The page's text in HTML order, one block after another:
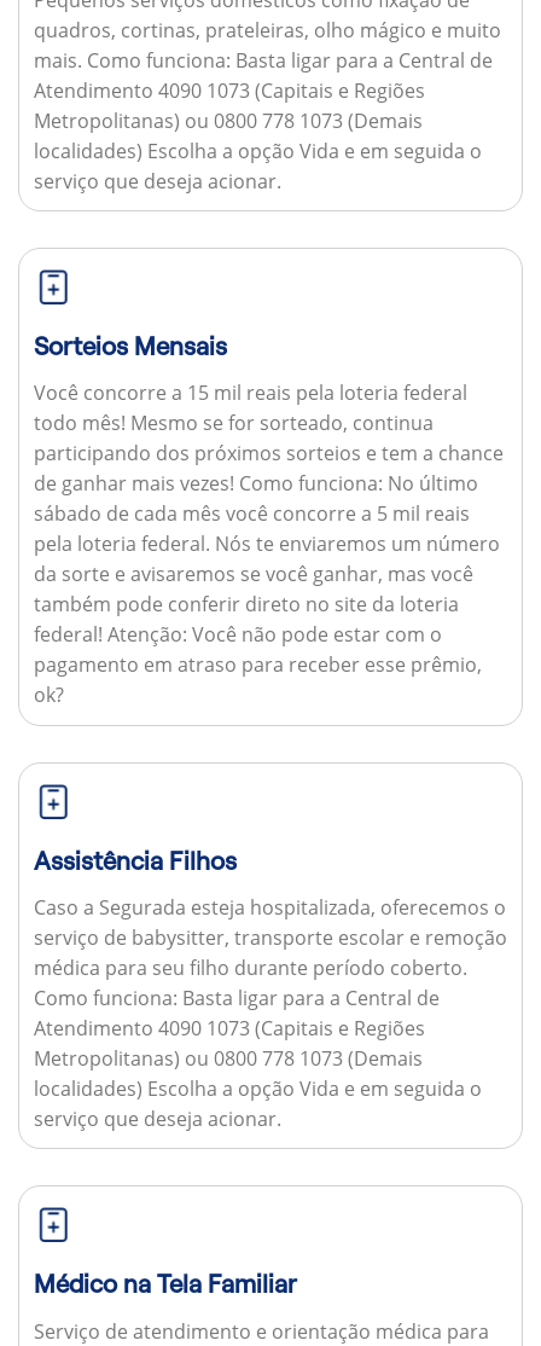
quadros, cortinas, prateleiras, olho mágico e muito
mais. Como funciona: Basta ligar para a Central de
Atendimento 4090 1073 (Capitais e Regiões
Metropolitanas) ou 0800 778 1073 (Demais
localidades) Escolha a opção Vida e em seguida o
serviço que deseja acionar.
Sorteios Mensais
Você concorre a 15 mil reais pela loteria federal
todo mês! Mesmo se for sorteado, continua
participando dos próximos sorteios e tem a chance
de ganhar mais vezes! Como funciona: No último
sábado de cada mês você concorre a 5 mil reais
pela loteria federal. Nós te enviaremos um número
da sorte e avisaremos se você ganhar, mas você
também pode conferir direto no site da loteria
federal! Atenção: Você não pode estar com o
pagamento em atraso para receber esse prêmio,
ok?
Assistência Filhos
Caso a Segurada esteja hospitalizada, oferecemos o
serviço de babysitter, transporte escolar e remoção
médica para seu filho durante período coberto.
Como funciona: Basta ligar para a Central de
Atendimento 4090 1073 (Capitais e Regiões
Metropolitanas) ou 0800 778 1073 (Demais
localidades) Escolha a opção Vida e em seguida o
serviço que deseja acionar.
Médico na Tela Familiar
Serviço de atendimento e orientação médica para